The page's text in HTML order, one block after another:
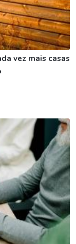
vez mais casas